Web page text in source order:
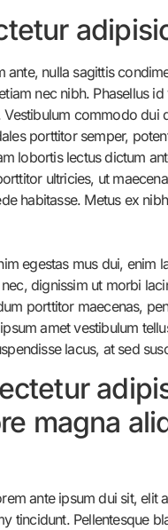
nulla sagittis
nec nibh. Phasellus
commodo
porttitor semper,
lobortis lectus dictum
ultricies, ut
habitasse. Metus ex
egestas mus dui,
dignissim ut morbi
porttitor maecenas,
amet vestibulum
lacus, at sed
magna
ante ipsum dui sit,
tincidunt. Pellentesque